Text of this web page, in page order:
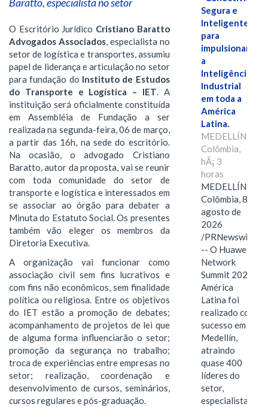
O Escritório Jurídico Cristiano Baratto
Advogados Associados, especialista no
setor de logística e transportes, assumiu
papel de liderança e articulação no setor
para fundação do Instituto de Estudos
do Transporte e Logística – IET. A
instituição será oficialmente constituída
em Assembléia de Fundação a ser
realizada na segunda-feira, 06 de março,
a partir das 16h, na sede do escritório.
Na ocasião, o advogado Cristiano
Baratto, autor da proposta, vai se reunir
com toda comunidade do setor de
transporte e logística e interessados em
se associar ao órgão para debater a
Minuta do Estatuto Social. Os presentes
também vão eleger os membros da
Diretoria Executiva.
A organização vai funcionar como
associação civil sem fins lucrativos e
com fins não econômicos, sem finalidade
política ou religiosa. Entre os objetivos
do IET estão a promoção de debates;
acompanhamento de projetos de lei que
de alguma forma influenciarão o setor;
promoção da segurança no trabalho;
troca de experiências entre empresas no
setor; realização, coordenação e
desenvolvimento de cursos, seminários,
cursos regulares e pós-graduação.
Segura e
Inteligente"
para
impulsionar
a
Inteligência
Industrial
em toda a
América
Latina.
MEDELLÍN,
Colômbia,
hÃ¡ 3
horas
MEDELLÍN,
Colômbia, 8 de
agosto de
2026
/PRNewswire/
-- O Huawei
Network
Summit 2026
América
Latina foi
realizado com
sucesso em
Medellín,
atraindo
quase 400
líderes do
setor,
especialistas